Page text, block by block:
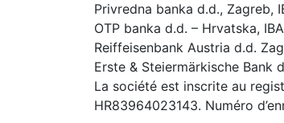
Privredna banka d.d., Zagreb,
OTP banka d.d. – Hrvatska,
Reiffeisenbank Austria d.d.
Erste & Steiermärkische Bank
La société est inscrite au
HR83964023143. Numéro